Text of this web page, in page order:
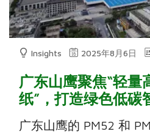
Insights 2025年8月6日
广东山鹰聚焦“轻量
纸”，打造绿色低碳
广东山鹰的 PM52 和